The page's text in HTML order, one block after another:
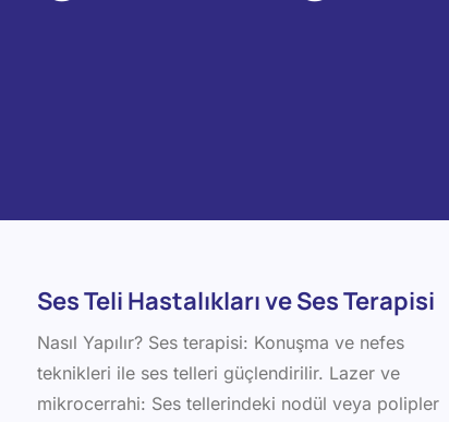
Ses Teli Hastalıkları ve Ses Terapisi
Nasıl Yapılır? Ses terapisi: Konuşma ve nefes
teknikleri ile ses telleri güçlendirilir. Lazer ve
mikrocerrahi: Ses tellerindeki nodül veya polipler